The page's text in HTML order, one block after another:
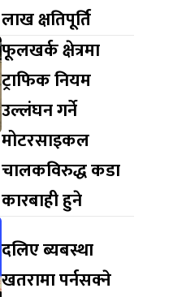
लाख क्षतिपूर्ति
फूलखर्क क्षेत्रमा
ट्राफिक नियम
उल्लंघन गर्ने
मोटरसाइकल
चालकविरुद्ध कडा
कारबाही हुने
दलिए ब्यबस्था
खतरामा पर्नसक्ने